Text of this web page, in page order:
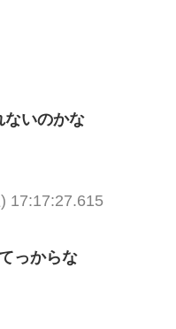
ないのかな
17:17:27.615
っからな